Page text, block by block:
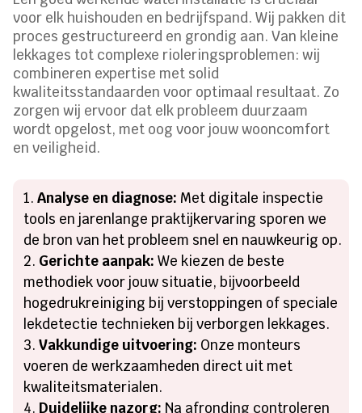
voor elk huishouden en bedrijfspand. Wij pakken dit
proces gestructureerd en grondig aan. Van kleine
lekkages tot complexe rioleringsproblemen: wij
combineren expertise met solid
kwaliteitsstandaarden voor optimaal resultaat. Zo
zorgen wij ervoor dat elk probleem duurzaam
wordt opgelost, met oog voor jouw wooncomfort
en veiligheid.
Analyse en diagnose: Met digitale inspectie
tools en jarenlange praktijkervaring sporen we
de bron van het probleem snel en nauwkeurig op.
Gerichte aanpak: We kiezen de beste
methodiek voor jouw situatie, bijvoorbeeld
hogedrukreiniging bij verstoppingen of speciale
lekdetectie technieken bij verborgen lekkages.
Vakkundige uitvoering: Onze monteurs
voeren de werkzaamheden direct uit met
kwaliteitsmaterialen.
Duidelijke nazorg: Na afronding controleren